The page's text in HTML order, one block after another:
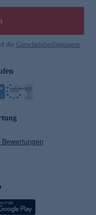
die Gutscheinbedingungen